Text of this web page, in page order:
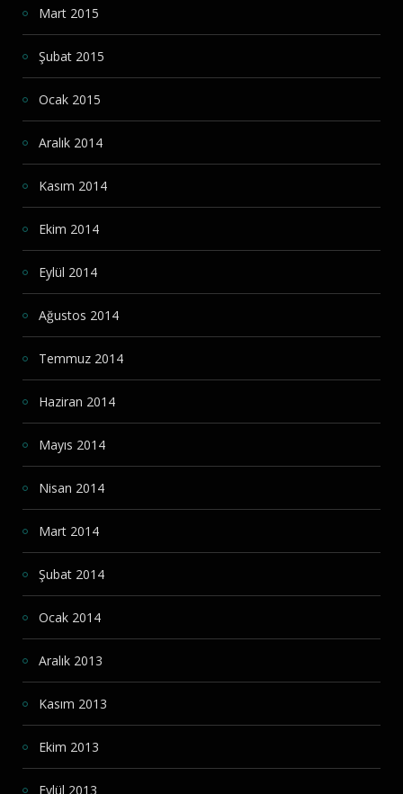
Mart 2015
Şubat 2015
Ocak 2015
Aralık 2014
Kasım 2014
Ekim 2014
Eylül 2014
Ağustos 2014
Temmuz 2014
Haziran 2014
Mayıs 2014
Nisan 2014
Mart 2014
Şubat 2014
Ocak 2014
Aralık 2013
Kasım 2013
Ekim 2013
Eylül 2013